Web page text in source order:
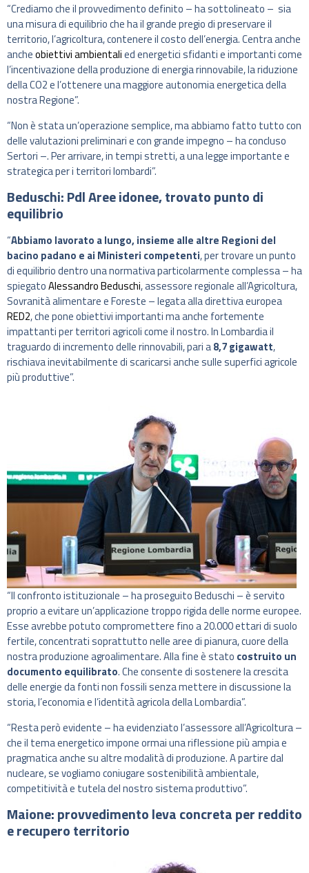
“Crediamo che il provvedimento definito – ha sottolineato – sia
una misura di equilibrio che ha il grande pregio di preservare il
territorio, l’agricoltura, contenere il costo dell’energia. Centra anche
ancheobiettivi ambientalied energetici sfidanti e importanti come
l’incentivazione della produzione di energia rinnovabile, la riduzione
della CO2 e l’ottenere una maggiore autonomia energetica della
nostra Regione”.
“Non è stata un’operazione semplice, ma abbiamo fatto tutto con
delle valutazioni preliminari e con grande impegno – ha concluso
Sertori –. Per arrivare, in tempi stretti, a una legge importante e
strategica per i territori lombardi”.
Beduschi: Pdl Aree idonee, trovato punto di
equilibrio
“Abbiamo lavorato a lungo, insieme alle altre Regioni del
bacino padano e ai Ministeri competenti, per trovare un punto
di equilibrio dentro una normativa particolarmente complessa – ha
spiegatoAlessandro Beduschi, assessore regionale all’Agricoltura,
Sovranità alimentare e Foreste – legata alla direttiva europea
RED2, che pone obiettivi importanti ma anche fortemente
impattanti per territori agricoli come il nostro. In Lombardia il
traguardo di incremento delle rinnovabili, pari a8,7 gigawatt,
rischiava inevitabilmente di scaricarsi anche sulle superfici agricole
più produttive”.
“Il confronto istituzionale – ha proseguito Beduschi – è servito
proprio a evitare un’applicazione troppo rigida delle norme europee.
Esse avrebbe potuto compromettere fino a 20.000 ettari di suolo
fertile, concentrati soprattutto nelle aree di pianura, cuore della
nostra produzione agroalimentare. Alla fine è stato costruito un
documento equilibrato. Che consente di sostenere la crescita
delle energie da fonti non fossili senza mettere in discussione la
storia, l’economia e l’identità agricola della Lombardia”.
“Resta però evidente – ha evidenziato l’assessore all’Agricoltura –
che il tema energetico impone ormai una riflessione più ampia e
pragmatica anche su altre modalità di produzione. A partire dal
nucleare, se vogliamo coniugare sostenibilità ambientale,
competitività e tutela del nostro sistema produttivo”.
Maione: provvedimento leva concreta per reddito
e recupero territorio